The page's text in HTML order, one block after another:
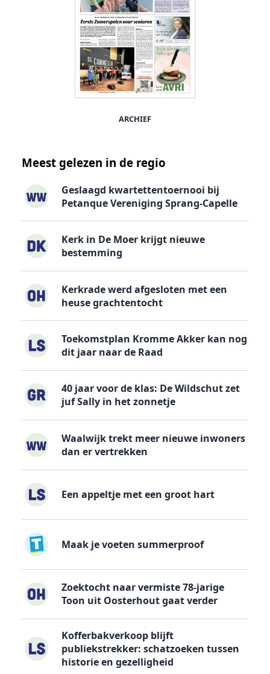
ARCHIEF
Meest gelezen in de regio
Geslaagd kwartettentoernooi bij
Petanque Vereniging Sprang-Capelle
Kerk in De Moer krijgt nieuwe
bestemming
Kerkrade werd afgesloten met een
heuse grachtentocht
Toekomstplan Kromme Akker kan nog
dit jaar naar de Raad
40 jaar voor de klas: De Wildschut zet
juf Sally in het zonnetje
Waalwijk trekt meer nieuwe inwoners
dan er vertrekken
Een appeltje met een groot hart
Maak je voeten summerproof
Zoektocht naar vermiste 78-jarige
Toon uit Oosterhout gaat verder
Kofferbakverkoop blijft
publiekstrekker: schatzoeken tussen
historie en gezelligheid